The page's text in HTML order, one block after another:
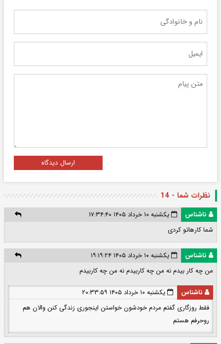
ارسال دیدگاه
نظرات شما - 14
ناشناس
یکشنبه ۱۰ خرداد ۱۴۰۵ ۱۷:۳۴:۴۰
شما کارهاتو کردی
ناشناس
یکشنبه ۱۰ خرداد ۱۴۰۵ ۱۹:۱۹:۲۴
من چه کار بیدم نه من چه کاربیدم نه من چه کاربیدم
ناشناس
یکشنبه ۱۰ خرداد ۱۴۰۵ ۲۰:۳۳:۵۹
فقط روزگاری گفتم مردم خودشون خواستن اینجوری زندگی کنن والان هم
روحرفم هستم